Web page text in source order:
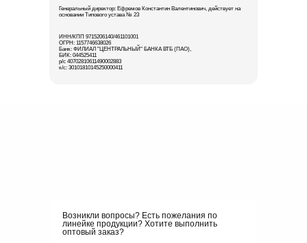
Генеральный директор: Ефремов Константин Валентинович, действует на
основании Типового устава № 23
ИНН/КПП 9715206140/461101001
ОГРН: 1157746638026
Банк: ФИЛИАЛ "ЦЕНТРАЛЬНЫЙ" БАНКА ВТБ (ПАО),
БИК: 044525411
р/с 40702810611490002883
к/с: 30101810145250000411
Возникли вопросы? Есть пожелания по
линейке продукции? Хотите выполнить
оптовый заказ?